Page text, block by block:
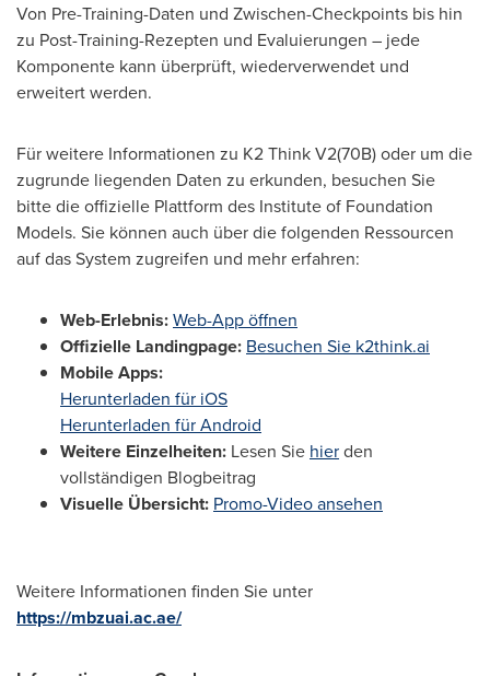
Von Pre-Training-Daten und Zwischen-Checkpoints bis hin
zu Post-Training-Rezepten und Evaluierungen – jede
Komponente kann überprüft, wiederverwendet und
erweitert werden.
Für weitere Informationen zu K2 Think V2(70B) oder um die
zugrunde liegenden Daten zu erkunden, besuchen Sie
bitte die offizielle Plattform des Institute of Foundation
Models. Sie können auch über die folgenden Ressourcen
auf das System zugreifen und mehr erfahren:
Web-Erlebnis:Web-App öffnen
Offizielle Landingpage: Besuchen Sie k2think.ai
Mobile Apps:
Herunterladen für iOS
Herunterladen für Android
Weitere Einzelheiten: Lesen Sie hierden
vollständigen Blogbeitrag
Visuelle Übersicht: Promo-Video ansehen
Weitere Informationen finden Sie unter
https://mbzuai.ac.ae/